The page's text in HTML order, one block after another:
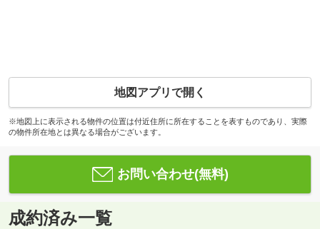
地図アプリで開く
※地図上に表示される物件の位置は付近住所に所在することを表すものであり、実際
の物件所在地とは異なる場合がございます。
お問い合わせ(無料)
成約済み一覧